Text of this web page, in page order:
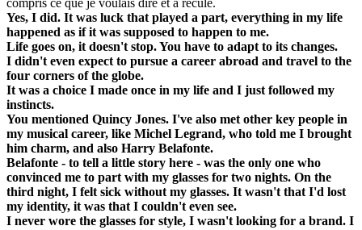
compris ce que je voulais dire et a reculé.
Yes, I did. It was luck that played a part, everything in my life
happened as if it was supposed to happen to me.
Life goes on, it doesn't stop. You have to adapt to its changes.
I didn't even expect to pursue a career abroad and travel to the
four corners of the globe.
It was a choice I made once in my life and I just followed my
instincts.
You mentioned Quincy Jones. I've also met other key people in
my musical career, like Michel Legrand, who told me I brought
him charm, and also Harry Belafonte.
Belafonte - to tell a little story here - was the only one who
convinced me to part with my glasses for two nights. On the
third night, I felt sick without my glasses. It wasn't that I'd lost
my identity, it was that I couldn't even see.
I never wore the glasses for style, I wasn't looking for a brand. I